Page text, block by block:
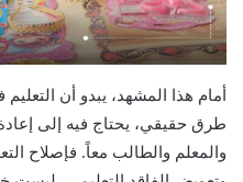
أمام هذا المشهد، يبدو أن
طرق حقيقي، يحتاج فيه إلى إعادة
والمعلم والطالب معاً. فإصلاح